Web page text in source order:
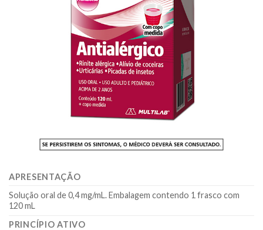
APRESENTAÇÃO
Solução oral de 0,4 mg/mL. Embalagem contendo 1 frasco com
120 mL
PRINCÍPIO ATIVO